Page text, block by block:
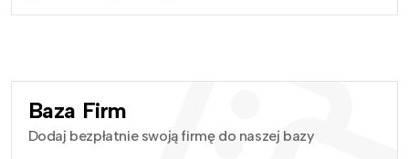
Baza Firm
Dodaj bezpłatnie swoją firmę do naszej bazy